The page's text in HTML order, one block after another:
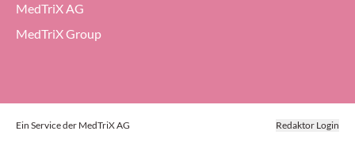
MedTriX AG
MedTriX Group
Ein Service der MedTriX AG Redaktor Login